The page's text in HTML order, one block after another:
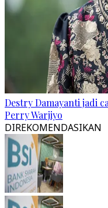
Destry Damayanti jadi
Perry Warjiyo
DIREKOMENDASIKAN